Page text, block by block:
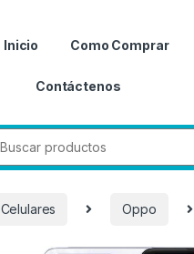
Inicio Como Comprar
Contáctenos
Celulares Oppo